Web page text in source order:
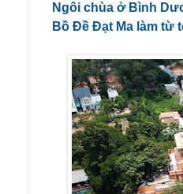
Ngôi chùa ở Bình
Bồ Đề Đạt Ma làm từ